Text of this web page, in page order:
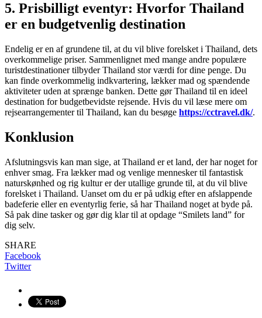
5. Prisbilligt eventyr: Hvorfor Thailand
er en budgetvenlig destination
Endelig er en af grundene til, at du vil blive forelsket i Thailand, dets
overkommelige priser. Sammenlignet med mange andre populære
turistdestinationer tilbyder Thailand stor værdi for dine penge. Du
kan finde overkommelig indkvartering, lækker mad og spændende
aktiviteter uden at sprænge banken. Dette gør Thailand til en ideel
destination for budgetbevidste rejsende. Hvis du vil læse mere om
rejsearrangementer til Thailand, kan du besøge https://cctravel.dk/.
Konklusion
Afslutningsvis kan man sige, at Thailand er et land, der har noget for
enhver smag. Fra lækker mad og venlige mennesker til fantastisk
naturskønhed og rig kultur er der utallige grunde til, at du vil blive
forelsket i Thailand. Uanset om du er på udkig efter en afslappende
badeferie eller en eventyrlig ferie, så har Thailand noget at byde på.
Så pak dine tasker og gør dig klar til at opdage “Smilets land” for
dig selv.
SHARE
Facebook
Twitter